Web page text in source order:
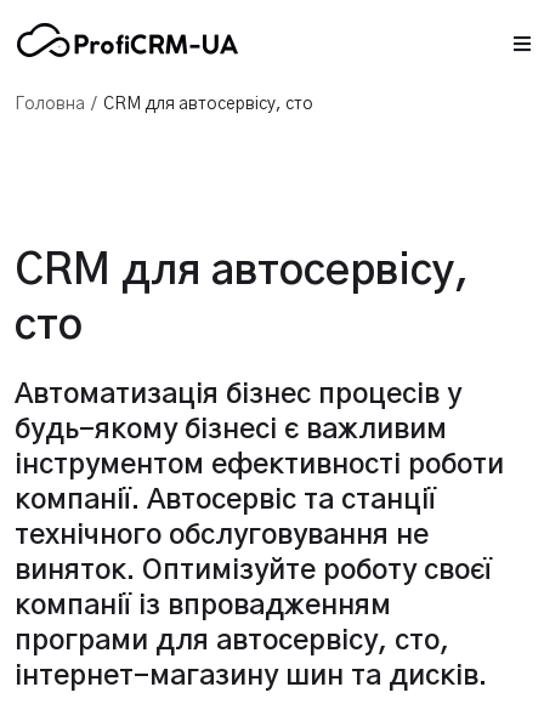
Головна / CRM для автосервісу, сто
CRM для автосервісу,
сто
Автоматизація бізнес процесів у
будь-якому бізнесі є важливим
інструментом ефективності роботи
компанії. Автосервіс та станції
технічного обслуговування не
виняток. Оптимізуйте роботу своєї
компанії із впровадженням
програми для автосервісу, сто,
інтернет-магазину шин та дисків.